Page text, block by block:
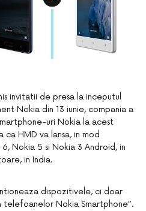
invitatii de presa la inceputul
Nokia din 13 iunie, compania a
uri Nokia la acest
ca HMD va lansa, in mod
Nokia 5 si Nokia 3 Android, in
in India.
dispozitivele, ci doar
telefoanelor Nokia Smartphone”.